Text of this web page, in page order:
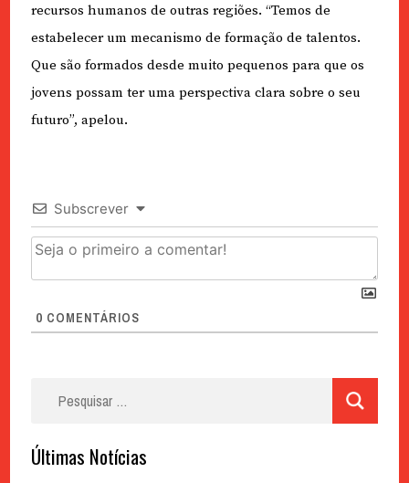
recursos humanos de outras regiões. “Temos de
estabelecer um mecanismo de formação de talentos.
Que são formados desde muito pequenos para que os
jovens possam ter uma perspectiva clara sobre o seu
futuro”, apelou.
Subscrever
0 COMENTÁRIOS
Últimas Notícias